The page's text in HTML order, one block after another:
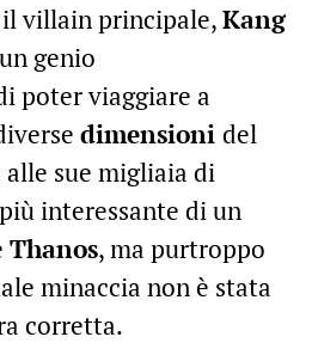
villain principale,Kang
genio
poter viaggiare a
dimensioni del
alle sue migliaia di
interessante di un
Thanos, ma purtroppo
minaccia non è stata
corretta.